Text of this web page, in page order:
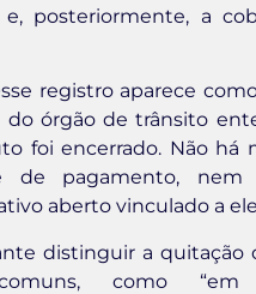
posteriormente, a
registro aparece
do órgão de trânsito
foi encerrado. Não há
de pagamento, nem
aberto vinculado a
distinguir a quitação
como “em